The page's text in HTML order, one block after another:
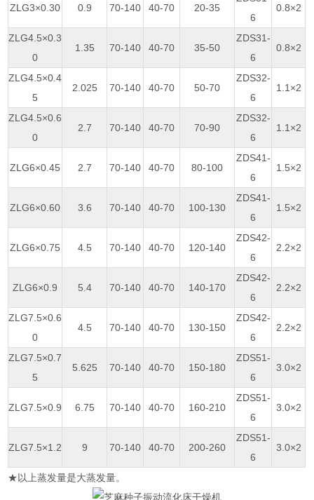
ZLG3×0.30 0.9 70-140 40-70 20-35
6
0.8×2
ZLG4.5×0.3
0
1.35 70-140 40-70 35-50
ZDS31-
6
0.8×2
ZLG4.5×0.4
5
2.025 70-140 40-70 50-70
ZDS32-
6
1.1×2
ZLG4.5×0.6
0
2.7 70-140 40-70 70-90
ZDS32-
6
1.1×2
ZLG6×0.45 2.7 70-140 40-70 80-100
ZDS41-
6
1.5×2
ZLG6×0.60 3.6 70-140 40-70 100-130
ZDS41-
6
1.5×2
ZLG6×0.75 4.5 70-140 40-70 120-140
ZDS42-
6
2.2×2
ZLG6×0.9 5.4 70-140 40-70 140-170
ZDS42-
6
2.2×2
ZLG7.5×0.6
0
4.5 70-140 40-70 130-150
ZDS42-
6
2.2×2
ZLG7.5×0.7
5
5.625 70-140 40-70 150-180
ZDS51-
6
3.0×2
ZLG7.5×0.9 6.75 70-140 40-70 160-210
ZDS51-
6
3.0×2
ZLG7.5×1.2 9 70-140 40-70 200-260
ZDS51-
6
3.0×2
★以上蒸发量是大蒸发量。